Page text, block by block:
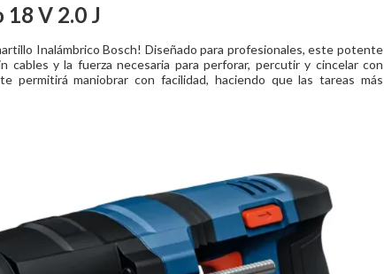
V 2.0 J
Inalámbrico Bosch! Diseñado para profesionales, este potente
y la fuerza necesaria para perforar, percutir y cincelar con
permitirá maniobrar con facilidad, haciendo que las tareas más